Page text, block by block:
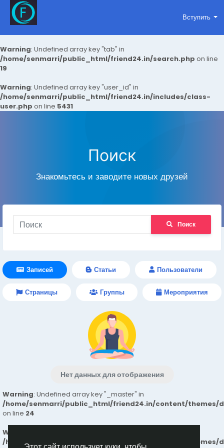
Warning: Undefined array key "tab" in
/home/senmarri/public_html/friend24.in/search.php on line
19
Warning: Undefined array key "user_id" in
/home/senmarri/public_html/friend24.in/includes/class-
user.php on line 5431
Вступить
Поиск
Знакомьтесь и заводите новых друзей
Поиск
Записей Статьи Пользователи
Страницы Группы Мероприятия
Нет данных для отображения
Warning: Undefined array key "_master" in
/home/senmarri/public_html/friend24.in/content/themes/
on line 24
Warning
/home/senmarri/public_html/friend24.in/content/themes/